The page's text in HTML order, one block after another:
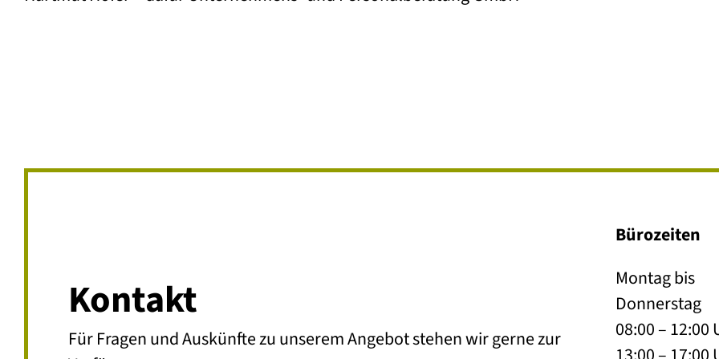
Kontakt
Für Fragen und Auskünfte zu unserem Angebot stehen wir gerne zur
Bürozeiten
Montag bis
Donnerstag
08:00 – 12:00